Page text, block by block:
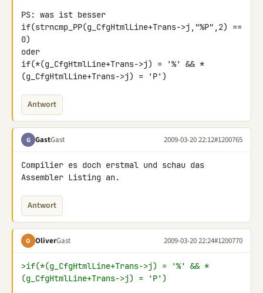
PS: was ist besser
if(strncmp_PP(g_CfgHtmlLine+Trans->j,"%P",2) ==
0)
oder
if(*(g_CfgHtmlLine+Trans->j) = '%' && *
(g_CfgHtmlLine+Trans->j) = 'P')
Antwort
G GastGast 2009-03-20 22:12#1200765
Compilier es doch erstmal und schau das
Assembler Listing an.
Antwort
O OliverGast 2009-03-20 22:24#1200770
>if(*(g_CfgHtmlLine+Trans->j) = '%' && *
(g_CfgHtmlLine+Trans->j) = 'P')